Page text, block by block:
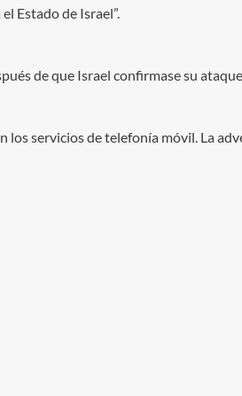
Estado de Israel”.
de que Israel confirmase su
los servicios de telefonía móvil. La